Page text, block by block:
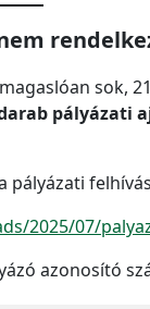
sok,
darab pályázati
pályázati
2025/07/
azonosító